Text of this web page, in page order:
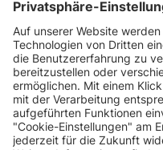
SEAT Ibiza
SEAT Ibiza
SEAT Ibiza
SEAT Ibiza
VW
Polo IV (9